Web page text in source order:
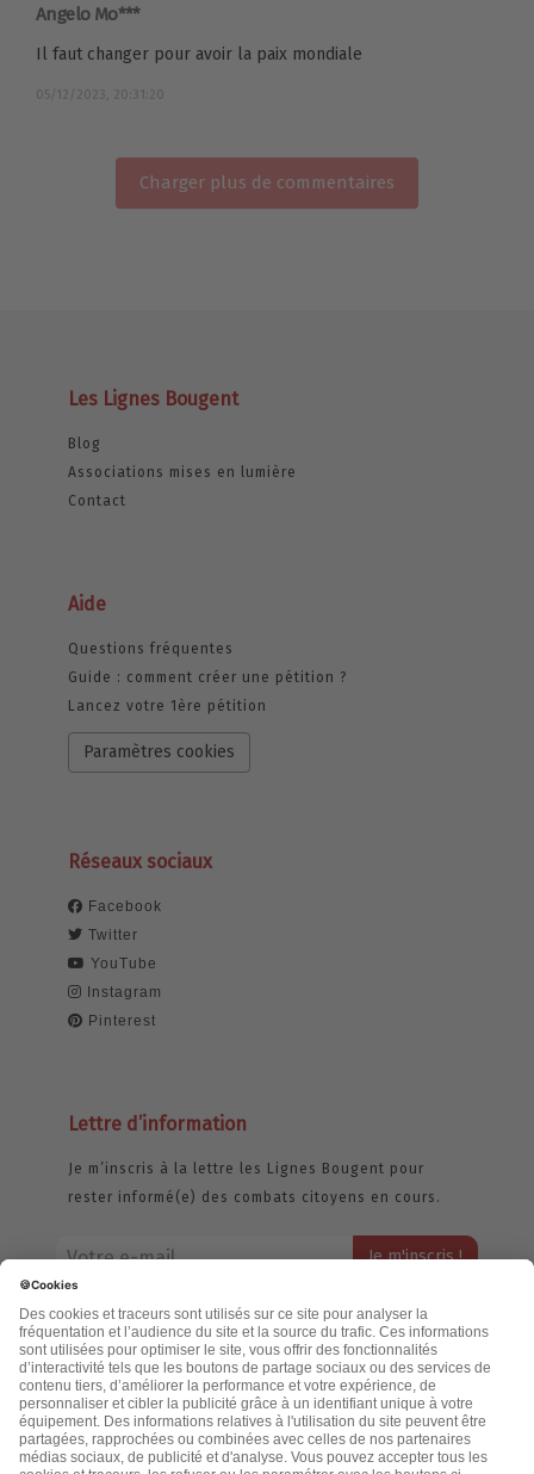
Angelo Mo***
Il faut changer pour avoir la paix mondiale
05/12/2023, 20:31:20
Charger plus de commentaires
Les Lignes Bougent
Blog
Associations mises en lumière
Contact
Aide
Questions fréquentes
Guide : comment créer une pétition ?
Lancez votre 1ère pétition
Paramètres cookies
Réseaux sociaux
Facebook
Twitter
YouTube
Instagram
Pinterest
Lettre d’information
Je m’inscris à la lettre les Lignes Bougent pour
rester informé(e) des combats citoyens en cours.
jamais échangée. Pour consulter notre politique de confidentialité,
cliquez ici.
Accueil
Politique de confidentialité